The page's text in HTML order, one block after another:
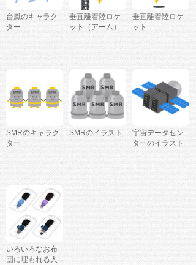
台風のキャラク
ター
垂直離着陸ロケ
ット（アーム）
垂直離着陸ロケ
ット
SMRのキャラク
ター
SMRのイラスト
宇宙データセン
ターのイラスト
いろいろなお布
団に埋もれる人